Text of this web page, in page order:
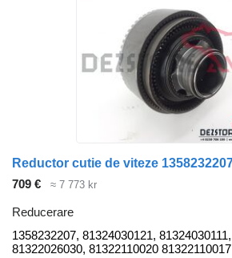
709 € ≈ 7 773 kr
Reducerare
1358232207, 81324030121, 81324030111,
81322026030, 81322110020 81322110017